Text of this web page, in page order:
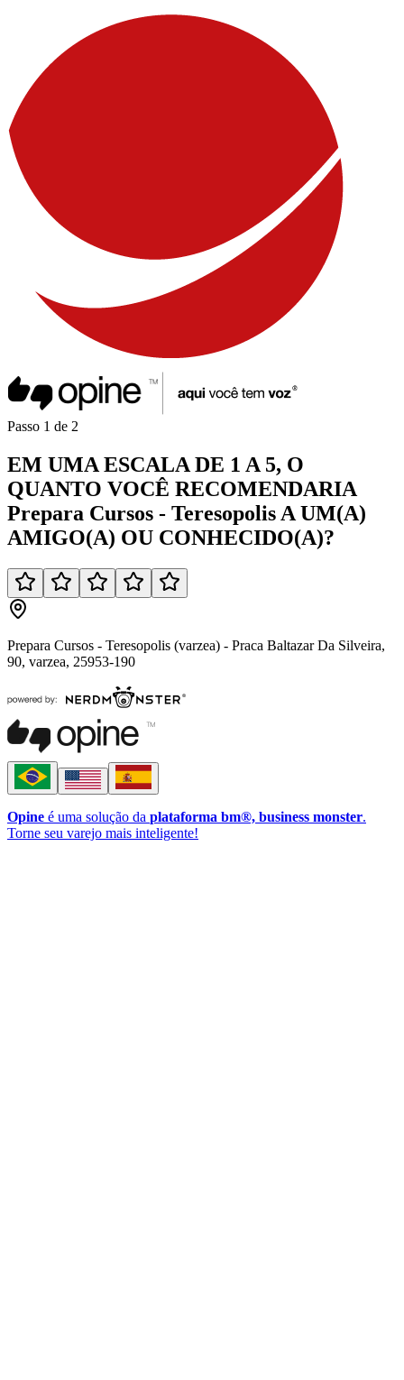
Passo 1 de 2
EM UMA ESCALA DE 1 A 5, O
QUANTO VOCÊ RECOMENDARIA
Prepara Cursos - Teresopolis A UM(A)
AMIGO(A) OU CONHECIDO(A)?
Prepara Cursos - Teresopolis (varzea) - Praca Baltazar Da Silveira,
90, varzea, 25953-190
Opine é uma solução da plataforma bm®, business monster.
Torne seu varejo mais inteligente!